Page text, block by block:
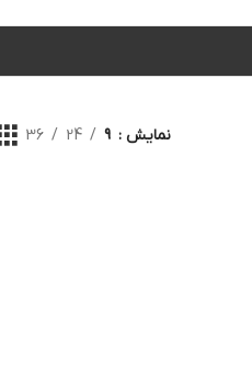
نمایش 9
24
36